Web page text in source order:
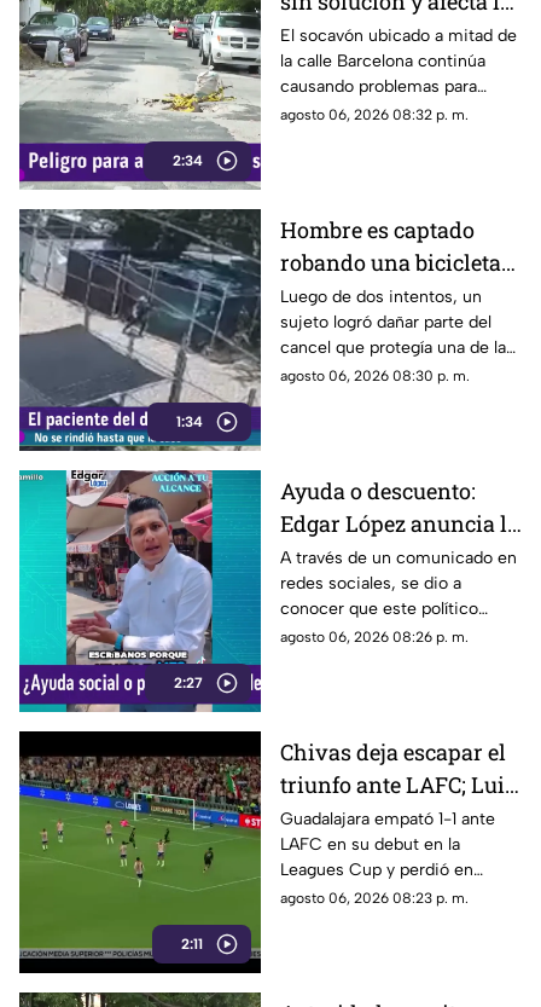
2:34
circulación en calle
Barcelona
El socavón ubicado a mitad de
la calle Barcelona continúa
causando problemas para
quienes circulan por la zona,
agosto 06, 2026 08:32 p. m.
1:34
Hombre es captado
robando una bicicleta
al ingresar a cochera
ajena en calle Rancho
Rodeo
Luego de dos intentos, un
sujeto logró dañar parte del
cancel que protegía una de las
puertas de una cochera
agosto 06, 2026 08:30 p. m.
2:27
Ayuda o descuento:
Edgar López anuncia la
nueva estrategia para
ayudar algunas
familias
A través de un comunicado en
redes sociales, se dio a
conocer que este político
presuntamente busca ayudar a
agosto 06, 2026 08:26 p. m.
2:11
Chivas deja escapar el
triunfo ante LAFC; Luis
Romo es señalado por
su cobro en penales
Guadalajara empató 1-1 ante
LAFC en su debut en la
Leagues Cup y perdió en
penales; Luis Romo fue
agosto 06, 2026 08:23 p. m.